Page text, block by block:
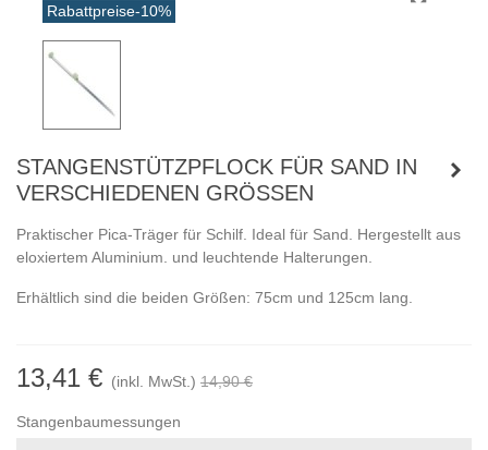
Rabattpreise-10%
STANGENSTÜTZPFLOCK FÜR SAND IN
VERSCHIEDENEN GRÖSSEN
Praktischer Pica-Träger für Schilf. Ideal für Sand. Hergestellt aus
eloxiertem Aluminium. und leuchtende Halterungen.
Erhältlich sind die beiden Größen: 75cm und 125cm lang.
13,41 € (inkl. MwSt.) 14,90 €
Stangenbaumessungen